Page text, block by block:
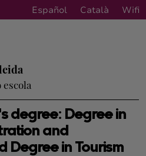
Español Català Wifi
degree: Degree in
and
Degree in Tourism